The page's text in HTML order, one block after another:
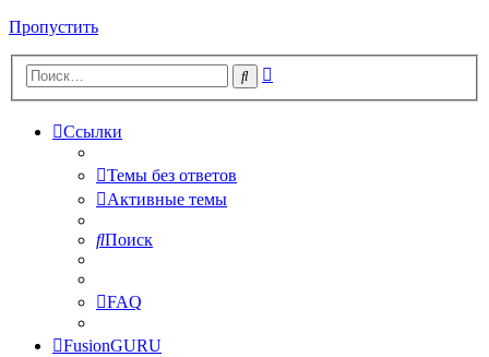
Пропустить
Поиск
Ссылки
Темы без ответов
Активные темы
Поиск
FAQ
FusionGURU